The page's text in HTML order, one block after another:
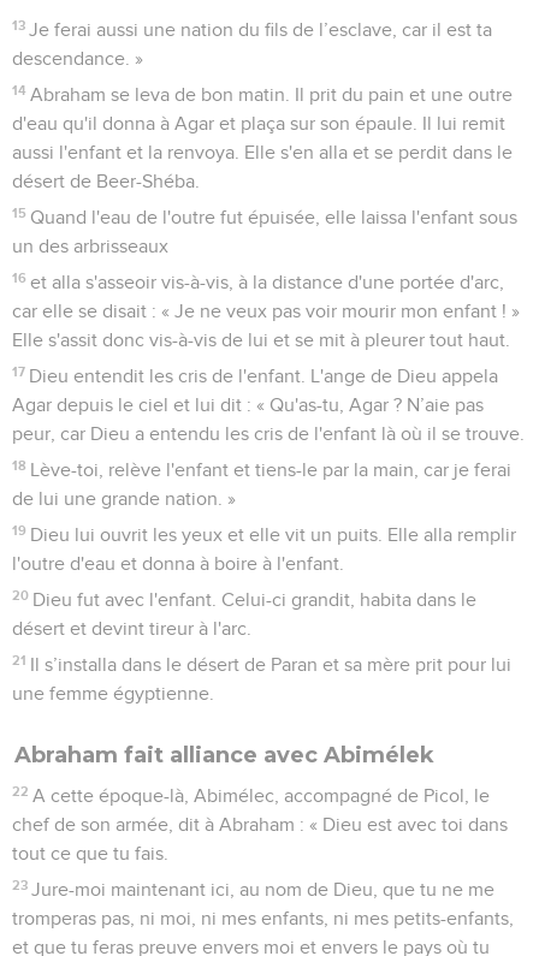
13 Je ferai aussi une nation du fils de l’esclave, car il est ta
descendance. »
14 Abraham se leva de bon matin. Il prit du pain et une outre
d'eau qu'il donna à Agar et plaça sur son épaule. Il lui remit
aussi l'enfant et la renvoya. Elle s'en alla et se perdit dans le
désert de Beer-Shéba.
15 Quand l'eau de l'outre fut épuisée, elle laissa l'enfant sous
un des arbrisseaux
16 et alla s'asseoir vis-à-vis, à la distance d'une portée d'arc,
car elle se disait : « Je ne veux pas voir mourir mon enfant ! »
Elle s'assit donc vis-à-vis de lui et se mit à pleurer tout haut.
17 Dieu entendit les cris de l'enfant. L'ange de Dieu appela
Agar depuis le ciel et lui dit : « Qu'as-tu, Agar ? N’aie pas
peur, car Dieu a entendu les cris de l'enfant là où il se trouve.
18 Lève-toi, relève l'enfant et tiens-le par la main, car je ferai
de lui une grande nation. »
19 Dieu lui ouvrit les yeux et elle vit un puits. Elle alla remplir
l'outre d'eau et donna à boire à l'enfant.
20 Dieu fut avec l'enfant. Celui-ci grandit, habita dans le
désert et devint tireur à l'arc.
21 Il s’installa dans le désert de Paran et sa mère prit pour lui
une femme égyptienne.
Abraham fait alliance avec Abimélek
22 A cette époque-là, Abimélec, accompagné de Picol, le
chef de son armée, dit à Abraham : « Dieu est avec toi dans
tout ce que tu fais.
23 Jure-moi maintenant ici, au nom de Dieu, que tu ne me
tromperas pas, ni moi, ni mes enfants, ni mes petits-enfants,
et que tu feras preuve envers moi et envers le pays où tu